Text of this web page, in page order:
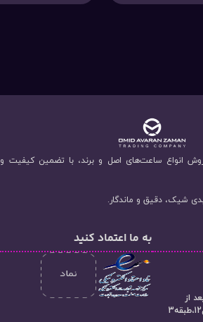
انواع ساعت‌های اصل و برند، با تضمین کیفیت و
شیک، دقیق و ماندگار.
از
به ما اعتماد کنید